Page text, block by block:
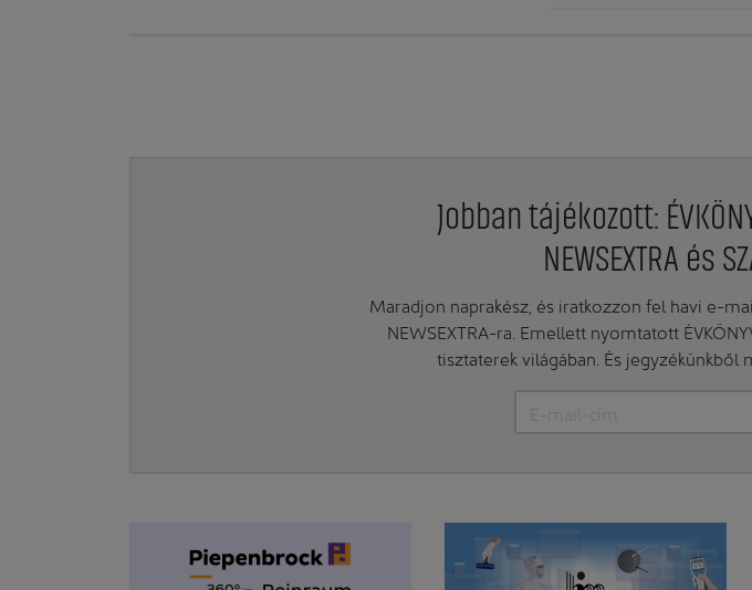
Jobban tájékozott:
NEWSEXTRA és
Maradjon naprakész, és iratkozzon fel havi e-
NEWSEXTRA-ra. Emellett nyomtatott
tisztaterek világában. És jegyzékünkből